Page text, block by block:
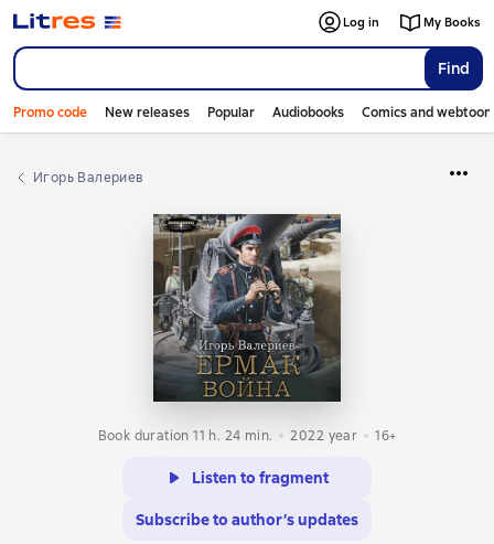
Find
Log in My Books
Promo code New releases Popular Audiobooks Comics and
Игорь Валериев
Book duration 11 h. 24 min. 2022 year 16+
Listen to fragment
Subscribe to author’s updates